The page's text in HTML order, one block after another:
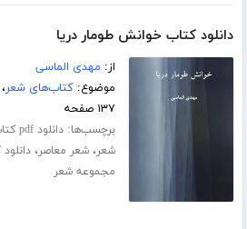
دانلود کتاب خوانش طومار دریا
از: مهدی الماسی
موضوع:کتاب‌های شعر
۱۳۷ صفحه
برچسب‌ها:دانلود pdf کتاب های مهدی الماسی
شعر،شعر معاصر،
مجموعه شعر